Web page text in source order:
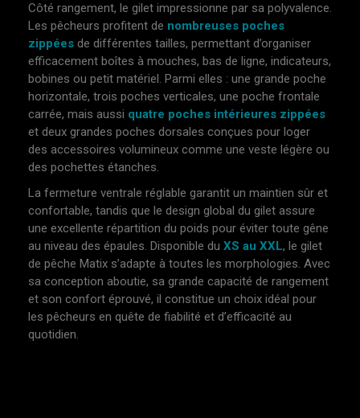
Côté rangement, le gilet impressionne par sa polyvalence.
Les pêcheurs profitent de nombreuses poches
zippées de différentes tailles, permettant d’organiser
efficacement boîtes à mouches, bas de ligne, indicateurs,
bobines ou petit matériel. Parmi elles : une grande poche
horizontale, trois poches verticales, une poche frontale
carrée, mais aussi quatre poches intérieures zippées
et deux grandes poches dorsales conçues pour loger
des accessoires volumineux comme une veste légère ou
des pochettes étanches.
La fermeture ventrale réglable garantit un maintien sûr et
confortable, tandis que le design global du gilet assure
une excellente répartition du poids pour éviter toute gêne
au niveau des épaules. Disponible du XS au XXL, le gilet
de pêche Matix s’adapte à toutes les morphologies. Avec
sa conception aboutie, sa grande capacité de rangement
et son confort éprouvé, il constitue un choix idéal pour
les pêcheurs en quête de fiabilité et d’efficacité au
quotidien.